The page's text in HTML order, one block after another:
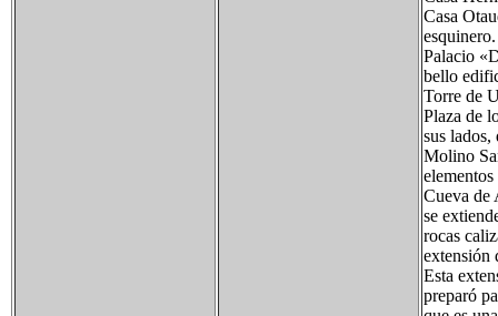
Casa
esquinero.
Palacio
bello
Torre de
Plaza de
sus
Molino
Cueva de
se
rocas
extensión
Esta
preparó